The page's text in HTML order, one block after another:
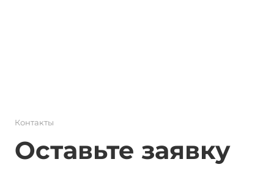
Контакты
Оставьте заявку